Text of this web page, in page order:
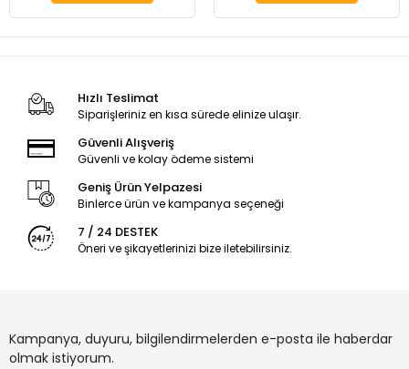
Hızlı Teslimat
Siparişleriniz en kısa sürede elinize ulaşır.
Güvenli Alışveriş
Güvenli ve kolay ödeme sistemi
Geniş Ürün Yelpazesi
Binlerce ürün ve kampanya seçeneği
7 / 24 DESTEK
Öneri ve şikayetlerinizi bize iletebilirsiniz.
Kampanya, duyuru, bilgilendirmelerden e-posta ile haberdar
olmak istiyorum.